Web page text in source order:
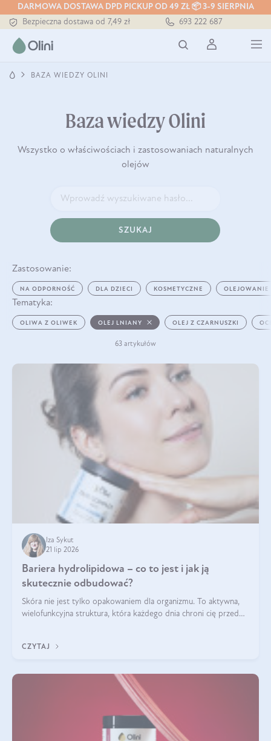
DARMOWA DOSTAWA DPD PICKUP OD 49 ZŁ 📦 3-9 SIERPNIA
Bezpieczna dostawa od 7,49 zł
Darmowa dostawa od 199 zł
693 222 687
BAZA WIEDZY OLINI
Baza wiedzy Olini
Wszystko o właściwościach i zastosowaniach naturalnych
olejów
SZUKAJ
Zastosowanie:
NA ODPORNOŚĆ DLA DZIECI KOSMETYCZNE OLEJOWANIE
Tematyka:
OLIWA Z OLIWEK OLEJ LNIANY OLEJ Z CZARNUSZKI
63 artykułów
Iza Sykut
21 lip 2026
Bariera hydrolipidowa – co to jest i jak ją
skutecznie odbudować?
Skóra nie jest tylko opakowaniem dla organizmu. To aktywna,
wielofunkcyjna struktura, która każdego dnia chroni cię przed
bariera hydrolipidowa.
CZYTAJ